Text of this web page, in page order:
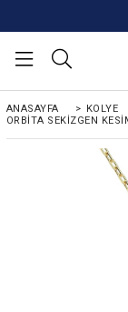
ANASAYFA > KOLYE
ORBITA SEKIZGEN